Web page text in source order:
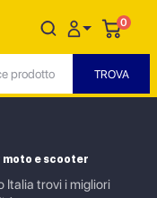
0
e scooter
Italia trovi i migliori